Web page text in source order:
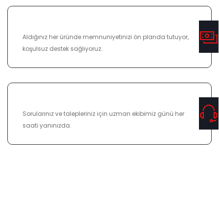
Aldığınız her üründe memnuniyetinizi ön planda tutuyor,
koşulsuz destek sağlıyoruz.
Sorularınız ve talepleriniz için uzman ekibimiz günü her
saati yanınızda.